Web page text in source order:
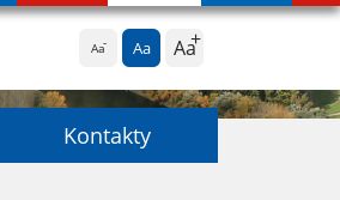
Aa Aa Aa
Kontakty